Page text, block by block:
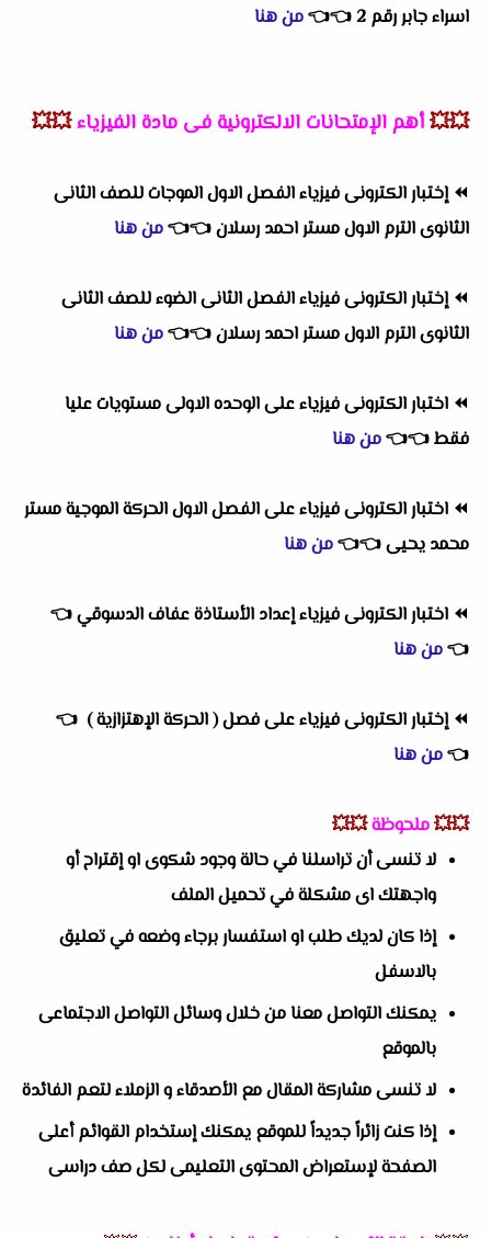
اسراء جابر رقم 2
👈
👈من هنا
💥💥أهمالإمتحانات الالكترونية فى مادة الفيزياء💥💥
⏪إختبار الكترونى فيزياء الفصل الاول الموجات للصف الثانى
الثانوى الترم الاول مستر احمد رسلان👈
👈من هنا
⏪إختبار الكترونى فيزياء الفصل الثانى الضوء للصف الثانى
الثانوى الترم الاول مستر احمد رسلان👈
👈من هنا
⏪ اختبار الكترونى فيزياء على الوحده الاولى مستويات عليا
فقط👈
👈من هنا
⏪ اختبار الكترونى فيزياء على الفصل الاول الحركة الموجية مستر
محمد يحيى👈
👈من هنا
⏪ اختبار الكترونى فيزياء إعداد الأستاذة عفاف الدسوقي👈
👈من هنا
⏪إختبار الكترونى فيزياء على فصل ( الحركة الإهتزازية ) 👈
👈من هنا
💥💥ملحوظة💥💥
لا تنسى أن تراسلنا في حالة وجود شكوى او إقتراح أو
واجهتك اى مشكلة في تحميل الملف
إذا كان لديك طلب او استفسار برجاء وضعه في تعليق
بالاسفل
يمكنك التواصل معنا من خلال وسائل التواصل الاجتماعى
بالموقع
لا تنسى مشاركة المقال مع الأصدقاء و الزملاء لتعم الفائدة
إذا كنت زائراً جديداً للموقع يمكنك إستخدام القوائم أعلى
الصفحة لإستعراض المحتوى التعليمى لكل صف دراسى